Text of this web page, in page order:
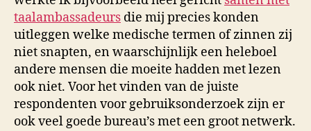
taalambassadeurs die mij precies konden
uitleggen welke medische termen of zinnen zij
niet snapten, en waarschijnlijk een heleboel
andere mensen die moeite hadden met lezen
ook niet. Voor het vinden van de juiste
respondenten voor gebruiksonderzoek zijn er
ook veel goede bureau’s met een groot netwerk.